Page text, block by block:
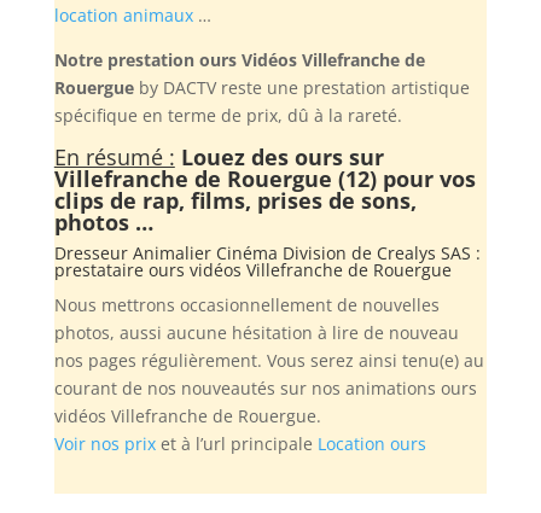
location animaux…
Notre prestation ours Vidéos Villefranche de
Rouergueby DACTV reste une prestation artistique
spécifique en terme de prix, dû à la rareté.
En résumé : Louez des ours sur
Villefranche de Rouergue (12) pour vos
clips de rap, films, prises de sons,
photos …
Dresseur Animalier Cinéma Division de Crealys SAS :
prestataire ours vidéos Villefranche de Rouergue
Nous mettrons occasionnellement de nouvelles
photos, aussi aucune hésitation à lire de nouveau
nos pages régulièrement. Vous serez ainsi tenu(e) au
courant de nos nouveautés sur nos animations ours
vidéos Villefranche de Rouergue.
Voir nos prixet à l’url principale Location ours